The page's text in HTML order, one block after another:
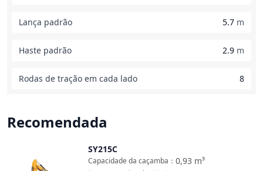
Lança padrão 5.7 m
Haste padrão 2.9 m
Rodas de tração em cada lado 8
Recomendada
SY215C
0,93 m³
Capacidade da caçamba ：